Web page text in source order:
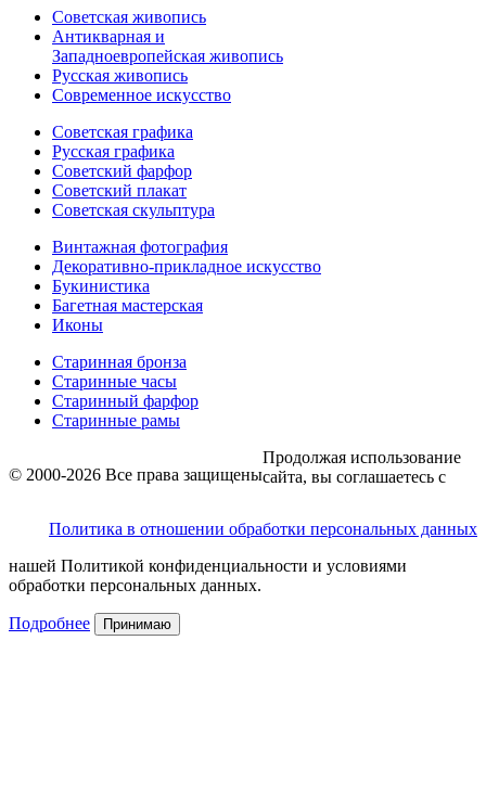
Советская живопись
Антикварная и
Западноевропейская живопись
Русская живопись
Современное искусство
Советская графика
Русская графика
Советский фарфор
Советский плакат
Советская скульптура
Винтажная фотография
Декоративно-прикладное искусство
Букинистика
Багетная мастерская
Иконы
Старинная бронза
Старинные часы
Старинный фарфор
Старинные рамы
© 2000-2026 Все права защищены
Политика в отношении обработки персональных данных
Продолжая использование
сайта, вы соглашаетесь с
нашей Политикой конфиденциальности и условиями
обработки персональных данных.
Подробнее Принимаю